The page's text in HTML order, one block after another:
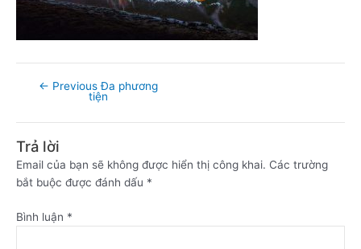
← Previous Đa phương
tiện
Trả lời
Email của bạn sẽ không được hiển thị công khai. Các trường
bắt buộc được đánh dấu *
Bình luận *